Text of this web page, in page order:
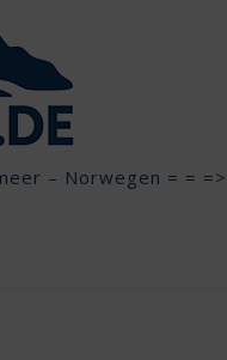
– Norwegen = = =>